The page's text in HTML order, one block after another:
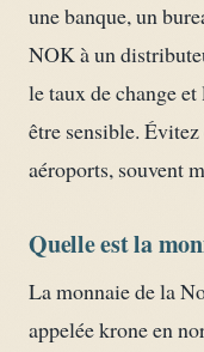
une banque, un
NOK à un
le taux de change
être sensible.
aéroports, souvent
Quelle est la
La monnaie de la
appelée krone en